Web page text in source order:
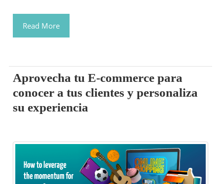
Read More
Aprovecha tu E-commerce para
conocer a tus clientes y personaliza
su experiencia